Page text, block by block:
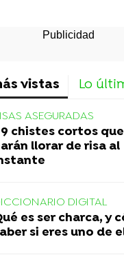
vistas Lo
ASEGURADAS
chistes cortos
llorar de risa al
DIGITAL
es ser charca, y
si eres uno de